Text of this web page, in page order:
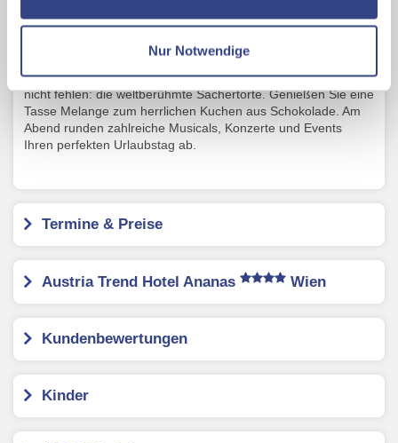
Datenschutzseite
Mit Klick auf "Alles erlauben" stimmen Sie der
Verwendung der Cookies & Plugins auf unseren
Webseiten zu.
Nur Notwendige
wenige Minuten entfernt befindet sich der Tiergarten
Schönbrunn. Hier können Sie Pandas, Löwen, Tiger,
Afrikanische Elefanten, diverse Vogelarten
u. v. m. beobachten. Bei einer Reise nach Wien darf eines
nicht fehlen: die weltberühmte Sachertorte. Genießen Sie eine
Tasse Melange zum herrlichen Kuchen aus Schokolade. Am
Abend runden zahlreiche Musicals, Konzerte und Events
Ihren perfekten Urlaubstag ab.
Termine & Preise
Austria Trend Hotel Ananas Wien
Kundenbewertungen
Kinder